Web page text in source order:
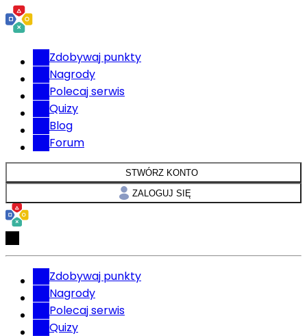
Zdobywaj punkty
Nagrody
Polecaj serwis
Quizy
Blog
Forum
STWÓRZ KONTO
ZALOGUJ SIĘ
Zdobywaj punkty
Nagrody
Polecaj serwis
Quizy